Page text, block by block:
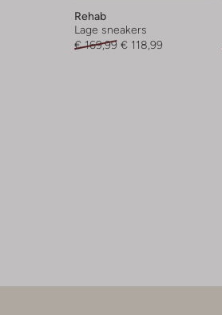
Rehab
Lage sneakers
€ 169,99 € 118,99